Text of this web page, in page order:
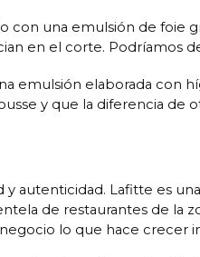
con una emulsión de foie
en el corte. Podríamos
emulsión elaborada con
y que la diferencia
autenticidad. Lafitte es
de restaurantes de
lo que hace crecer